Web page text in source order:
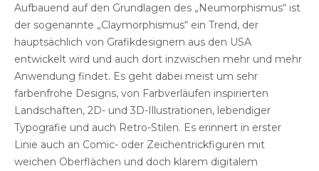
Aufbauend auf den Grundlagen des „Neumorphismus“ ist
der sogenannte „Claymorphismus“ ein Trend, der
hauptsächlich von Grafikdesignern aus den USA
entwickelt wird und auch dort inzwischen mehr und mehr
Anwendung findet. Es geht dabei meist um sehr
farbenfrohe Designs, von Farbverläufen inspirierten
Landschaften, 2D- und 3D-Illustrationen, lebendiger
Typografie und auch Retro-Stilen. Es erinnert in erster
Linie auch an Comic- oder Zeichentrickfiguren mit
weichen Oberflächen und doch klarem digitalem